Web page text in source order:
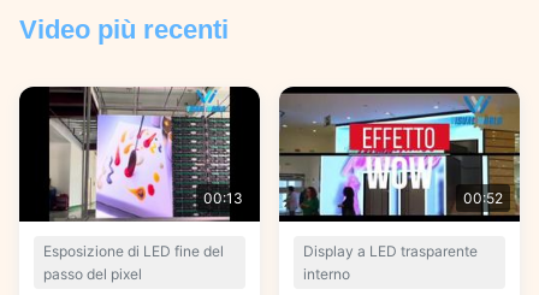
Video più recenti
00:13
Esposizione di LED fine del
passo del pixel
00:52
Display a LED trasparente
interno